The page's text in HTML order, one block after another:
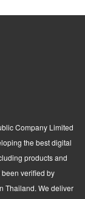
Company Limited
the best digital
products and
verified by
Thailand. We deliver